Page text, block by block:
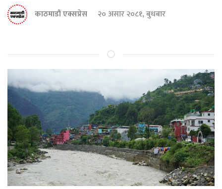
काठमाडौं एक्सप्रेस २० असार २०८१, बुधबार